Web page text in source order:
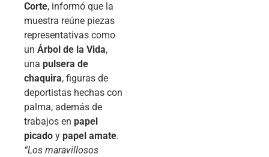
Corte, informó que la
muestra reúne piezas
representativas como
un Árbol de la Vida,
una pulsera de
chaquira, figuras de
deportistas hechas con
palma, además de
trabajos en papel
picado y papel amate.
“Los maravillosos